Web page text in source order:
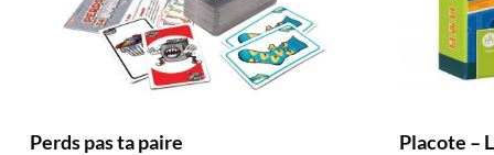
Perds pas ta paire Placote –